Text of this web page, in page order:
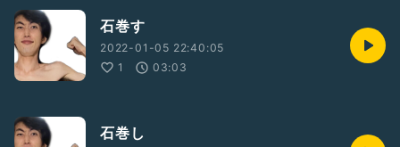
石巻す
2022-01-05 22:40:05
1
03:03
石巻し